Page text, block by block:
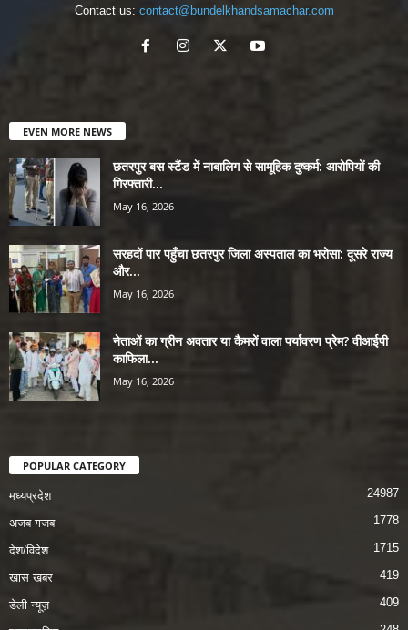
Contact us: contact@bundelkhandsamachar.com
EVEN MORE NEWS
छतरपुर बस स्टैंड में नाबालिग से सामूहिक दुष्कर्म: आरोपियों की
गिरफ्तारी...
May 16, 2026
सरहदों पार पहुँचा छतरपुर जिला अस्पताल का भरोसा: दूसरे राज्य
और...
May 16, 2026
नेताओं का ग्रीन अवतार या कैमरों वाला पर्यावरण प्रेम? वीआईपी
काफिला...
May 16, 2026
POPULAR CATEGORY
मध्यप्रदेश 24987
अजब गजब 1778
देश/विदेश 1715
खास खबर 419
डेली न्यूज़ 409